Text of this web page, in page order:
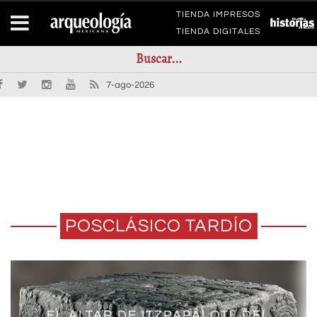
TIENDA IMPRESOS
TIENDA DIGITALES
7-ago-2026
POSCLÁSICO TARDÍO